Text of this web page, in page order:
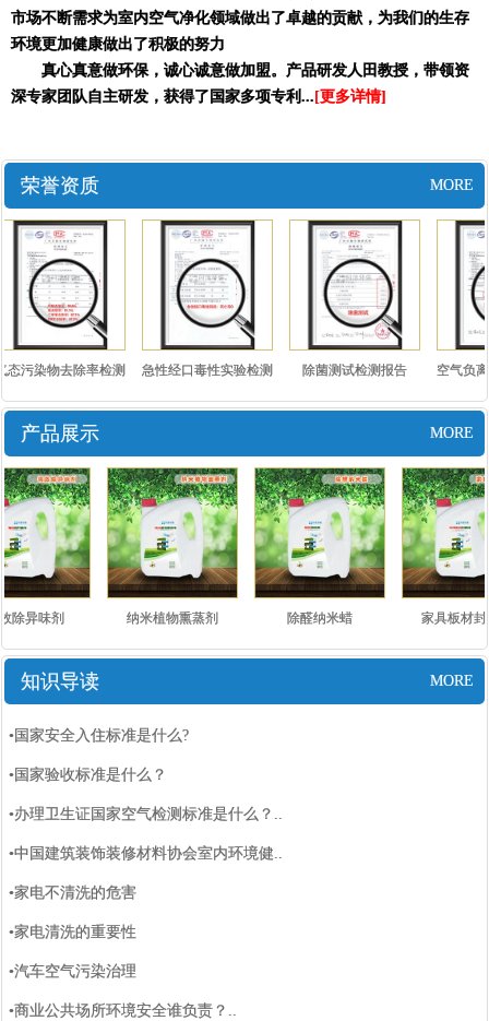
市场不断需求为室内空气净化领域做出了卓越的贡献，为我们的生存
环境更加健康做出了积极的努力
真心真意做环保，诚心诚意做加盟。产品研发人田教授，带领资
深专家团队自主研发，获得了国家多项专利... [更多详情]
荣誉资质 MORE
污染物去除率检测
报告..
急性经口毒性实验检测
报告..
除菌测试检测报告 空气负
产品展示 MORE
除异味剂 纳米植物熏蒸剂 除醛纳米蜡 家具板材封
知识导读 MORE
•国家安全入住标准是什么?
•国家验收标准是什么？
•办理卫生证国家空气检测标准是什么？..
•中国建筑装饰装修材料协会室内环境健..
•家电不清洗的危害
•家电清洗的重要性
•汽车空气污染治理
•商业公共场所环境安全谁负责？..